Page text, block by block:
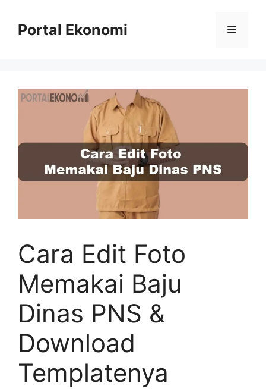
Portal Ekonomi Menu
Cara Edit Foto
Memakai Baju
Dinas PNS &
Download
Templatenya